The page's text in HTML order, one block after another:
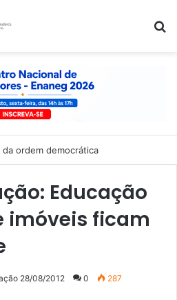
povo venezuelano
Educação
imóveis ficam
28/08/2012 0 287